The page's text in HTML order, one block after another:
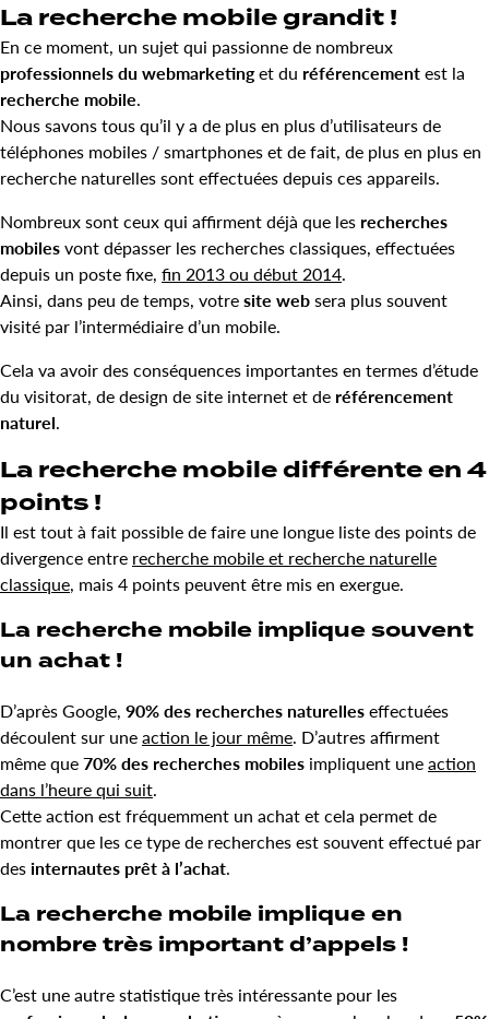
La recherche mobile grandit !
En ce moment, un sujet qui passionne de nombreux
professionnels du webmarketinget du référencementest la
recherche mobile.
Nous savons tous qu’il y a de plus en plus d’utilisateurs de
téléphones mobiles / smartphones et de fait, de plus en plus en
recherche naturelles sont effectuées depuis ces appareils.
Nombreux sont ceux qui affirment déjà que les recherches
mobilesvont dépasser les recherches classiques, effectuées
depuis un poste fixe, fin 2013 ou début 2014.
Ainsi, dans peu de temps, votresite websera plus souvent
visité par l’intermédiaire d’un mobile.
Cela va avoir des conséquences importantes en termes d’étude
du visitorat, de design de site internet et de référencement
naturel.
La recherche mobile différente en 4
points !
Il est tout à fait possible de faire une longue liste des points de
divergence entre recherche mobile et recherche naturelle
classique, mais 4 points peuvent être mis en exergue.
La recherche mobile implique souvent
un achat !
D’après Google, 90% des recherches naturelleseffectuées
découlent sur uneaction le jour même. D’autres affirment
même que70% des recherches mobiles impliquent uneaction
dans l’heure qui suit.
Cette action est fréquemment un achat et cela permet de
montrer que les ce type de recherches est souvent effectué par
des internautes prêt à l’achat.
La recherche mobile implique en
nombre très important d’appels !
C’est une autre statistique très intéressante pour les